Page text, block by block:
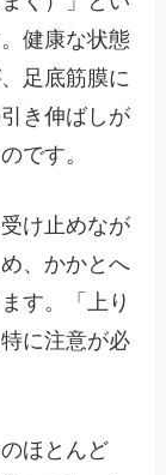
健康な状態
足底筋膜に
き伸ばしが
です。
け止めなが
、かかとへ
す。「上り
に注意が必
ほとんど